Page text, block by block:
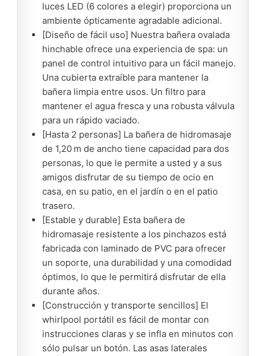
luces LED (6 colores a elegir) proporciona un
ambiente ópticamente agradable adicional.
[Diseño de fácil uso] Nuestra bañera ovalada
hinchable ofrece una experiencia de spa: un
panel de control intuitivo para un fácil manejo.
Una cubierta extraíble para mantener la
bañera limpia entre usos. Un filtro para
mantener el agua fresca y una robusta válvula
para un rápido vaciado.
[Hasta 2 personas] La bañera de hidromasaje
de 1,20 m de ancho tiene capacidad para dos
personas, lo que le permite a usted y a sus
amigos disfrutar de su tiempo de ocio en
casa, en su patio, en el jardín o en el patio
trasero.
[Estable y durable] Esta bañera de
hidromasaje resistente a los pinchazos está
fabricada con laminado de PVC para ofrecer
un soporte, una durabilidad y una comodidad
óptimos, lo que le permitirá disfrutar de ella
durante años.
[Construcción y transporte sencillos] El
whirlpool portátil es fácil de montar con
instrucciones claras y se infla en minutos con
sólo pulsar un botón. Las asas laterales